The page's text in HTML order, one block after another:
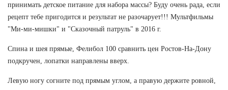
принимать детское питание для набора массы? Буду очень рада, если
рецепт тебе пригодится и результат не разочарует!!! Мультфильмы
"Ми-ми-мишки" и "Сказочный патруль" в 2016 г.
Спина и шея прямые, Фелибол 100 сравнить цен Ростов-На-Дону
подкручен, лопатки направлены вверх.
Левую ногу согните под прямым углом, а правую держите ровной,